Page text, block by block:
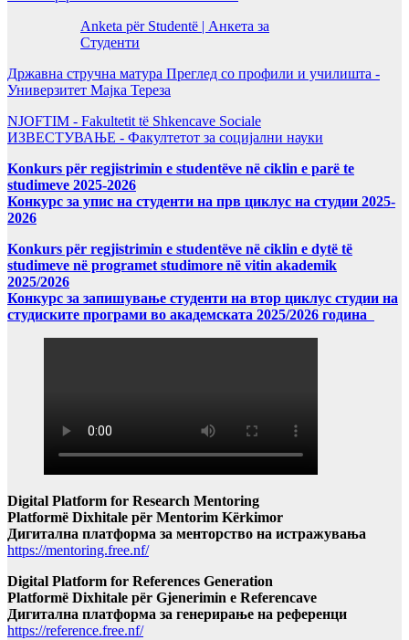
Anketa për Studentë | Анкета за
Студенти
Државна стручна матура Преглед со профили и училишта -
Универзитет Мајка Тереза
NJOFTIM - Fakultetit të Shkencave Sociale
ИЗВЕСТУВАЊЕ - Факултетот за социјални науки
Konkurs për regjistrimin e studentëve në ciklin e parë te
studimeve 2025-2026
Конкурс за упис на студенти на прв циклус на студии 2025-
2026
Konkurs për regjistrimin e studentëve në ciklin e dytë të
studimeve në programet studimore në vitin akademik
2025/2026
Конкурс за запишување студенти на втор циклус студии на
студиските програми во академската 2025/2026 година
Digital Platform for Research Mentoring
Platformë Dixhitale për Mentorim Kërkimor
Дигитална платформа за менторство на истражувања
https://mentoring.free.nf/
Digital Platform for References Generation
Platformë Dixhitale për Gjenerimin e Referencave
Дигитална платформа за генерирање на референци
https://reference.free.nf/